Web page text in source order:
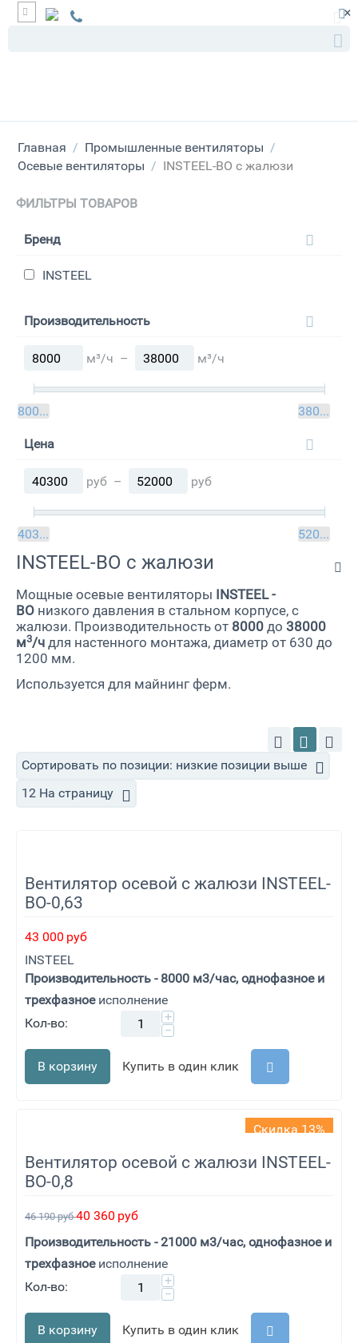
Главная / Промышленные вентиляторы /
Осевые вентиляторы / INSTEEL-ВО с жалюзи
ФИЛЬТРЫ ТОВАРОВ
Бренд
INSTEEL
Производительность
м³/ч – м³/ч
8000м³/ч 38000
Цена
руб – руб
40300 52000
INSTEEL-ВО с жалюзи
Мощные осевые вентиляторы INSTEEL -
BO низкого давления в стальном корпусе, с
жалюзи. Производительность от 8000 до 38000
м3/ч для настенного монтажа, диаметр от 630 до
1200 мм.
Используется для майнинг ферм.
Сортировать по позиции: низкие позиции выше
12 На страницу
Вентилятор осевой с жалюзи INSTEEL-
ВО-0,63
43 000 руб
INSTEEL
Производительность - 8000 м3/час, однофазное и
трехфазное исполнение
Кол-во:
+
−
В корзину Купить в один клик
Скидка 13%
Вентилятор осевой с жалюзи INSTEEL-
ВО-0,8
46 190 руб40 360 руб
Производительность - 21000 м3/час, однофазное и
трехфазное исполнение
Кол-во:
+
−
В корзину Купить в один клик
×